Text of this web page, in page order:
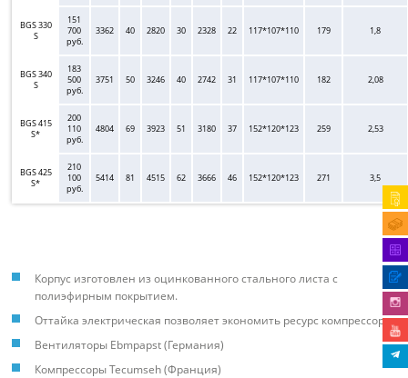
BGS 330
S
151
700
руб.
3362 40 2820 30 2328 22 117*107*110 179 1,8
BGS 340
S
183
500
руб.
3751 50 3246 40 2742 31 117*107*110 182 2,08
BGS 415
S*
200
110
руб.
4804 69 3923 51 3180 37 152*120*123 259 2,53
BGS 425
S*
210
100
руб.
5414 81 4515 62 3666 46 152*120*123 271 3,5
Корпус изготовлен из оцинкованного стального листа с
полиэфирным покрытием.
Оттайка электрическая позволяет экономить ресурс компрессора.
Вентиляторы Ebmpapst (Германия)
Компрессоры Tecumseh (Франция)